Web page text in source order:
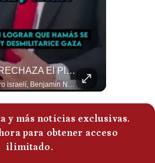
Netanyahu RECHAZA El Plan De Trump Para Gaza | Gestión Mundo